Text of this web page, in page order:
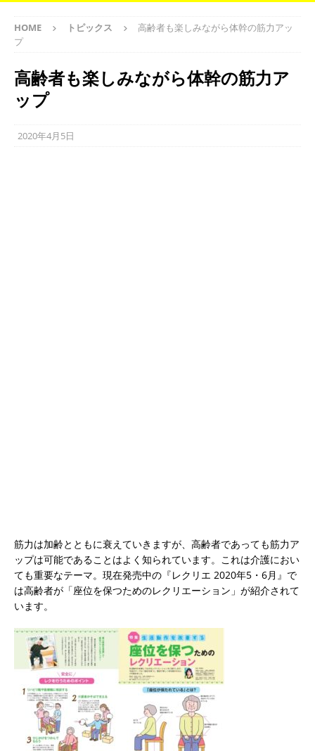
HOME トピックス
高齢者も楽しみながら体幹の筋力アッ
プ
高齢者も楽しみながら体幹の筋力ア
ップ
2020年4月5日
筋力は加齢とともに衰えていきますが、高齢者であっても筋力ア
ップは可能であることはよく知られています。これは介護におい
ても重要なテーマ。現在発売中の『レクリエ 2020年5・6月』で
は高齢者が「座位を保つためのレクリエーション」が紹介されて
います。